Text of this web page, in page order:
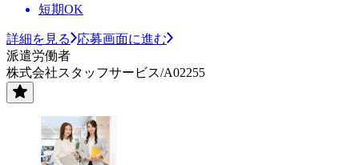
短期OK
詳細を見る
応募画面に進む
派遣労働者
株式会社スタッフサービス/A02255